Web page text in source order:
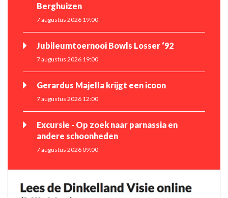
Berghuizen
7 augustus 2026 19:00
Jubileumtoernooi Bowls Losser ‘92
7 augustus 2026 19:00
Gerardus Majella krijgt een icoon
7 augustus 2026 12:00
Excursie - Op zoek naar parnassia en
andere schoonheden
7 augustus 2026 09:00